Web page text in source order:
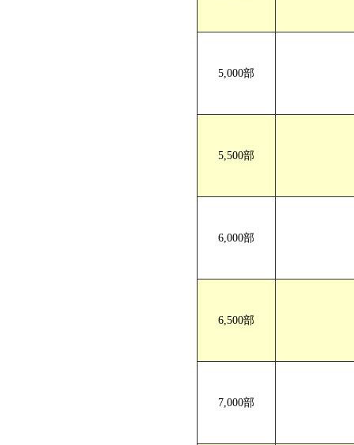
5,000部
5,500部
6,000部
6,500部
7,000部